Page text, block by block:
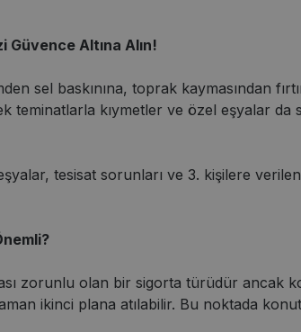
Güvence Altına Alın!
sel baskınına, toprak kaymasından
teminatlarla kıymetler ve özel eşyalar da
tesisat sorunları ve 3. kişilere
zorunlu olan bir sigorta türüdür ancak
ikinci plana atılabilir. Bu noktada